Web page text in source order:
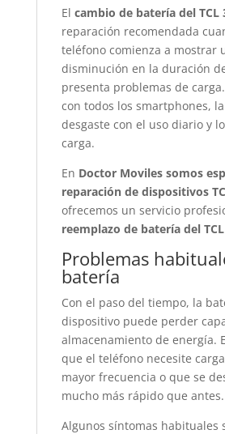
El cambio de batería del TCL
reparación recomendada
teléfono comienza a mostrar
disminución en la duración
presenta problemas de
con todos los smartphones,
desgaste con el uso diario y
carga.
En Doctor Moviles somos
reparación de dispositivos
ofrecemos un servicio
reemplazo de batería del TCL
Problemas
batería
Con el paso del tiempo, la
dispositivo puede perder
almacenamiento de energía.
que el teléfono necesite
mayor frecuencia o que se
mucho más rápido que antes.
Algunos síntomas habituales